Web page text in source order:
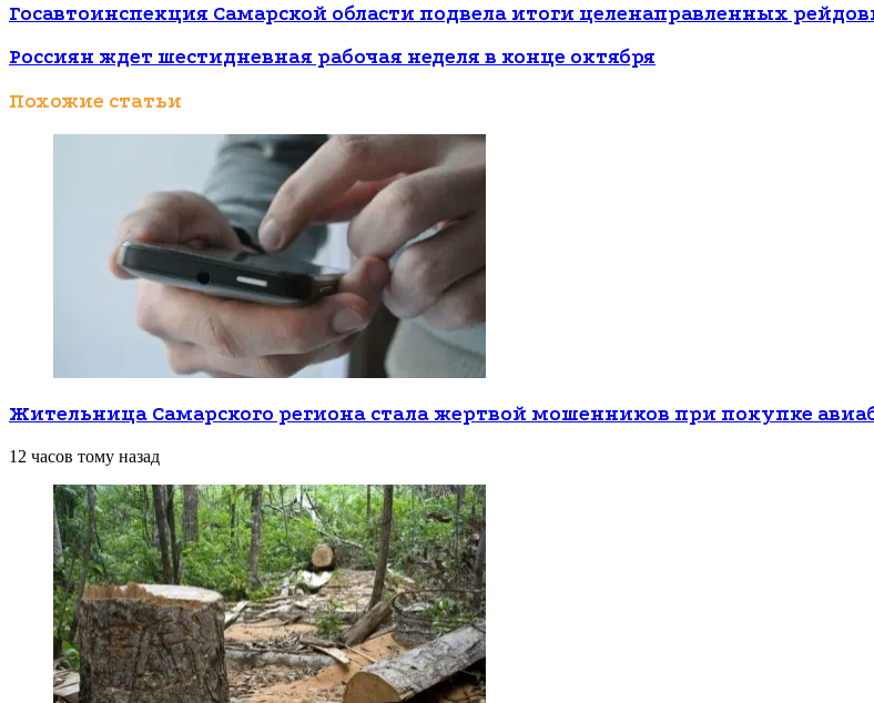
Госавтоинспекция Самарской области подвела итоги целенаправленных
Россиян ждет шестидневная рабочая неделя в конце октября
Похожие статьи
Жительница Самарского региона стала жертвой мошенников при покупке
12 часов тому назад